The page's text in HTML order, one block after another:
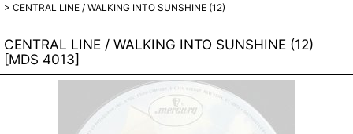
> CENTRAL LINE / WALKING INTO SUNSHINE (12)
CENTRAL LINE / WALKING INTO SUNSHINE (12)
[MDS 4013]